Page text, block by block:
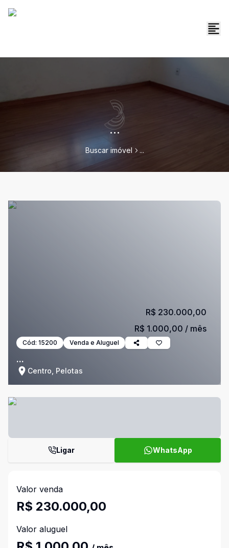
...
Buscar imóvel ...
Cód: 15200 Venda e Aluguel
...
Centro, Pelotas
R$ 230.000,00
R$ 1.000,00 / mês
Ligar WhatsApp
Valor venda
R$ 230.000,00
Valor aluguel